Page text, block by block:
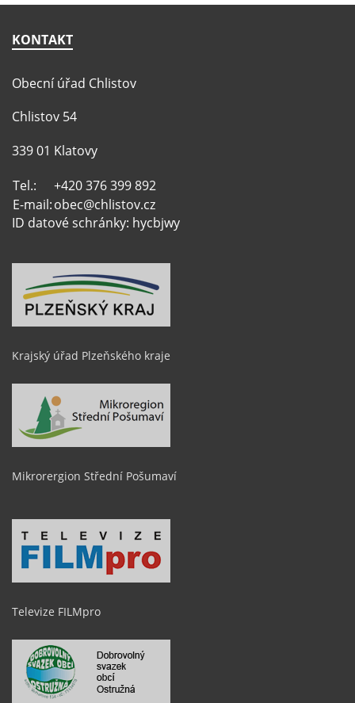
KONTAKT
Obecní úřad Chlistov
Chlistov 54
339 01 Klatovy
Tel.:
+420 376 399 892
E-mail:obec@chlistov.cz
ID datové schránky: hycbjwy
Krajský úřad Plzeňského kraje
Mikrorergion Střední Pošumaví
Televize FILMpro